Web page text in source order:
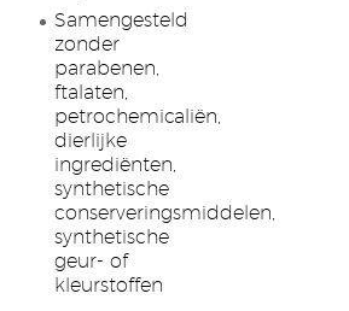
Samengesteld
zonder
parabenen,
ftalaten,
petrochemicaliën,
dierlijke
ingrediënten,
synthetische
conserveringsmiddelen,
synthetische
geur- of
kleurstoffen